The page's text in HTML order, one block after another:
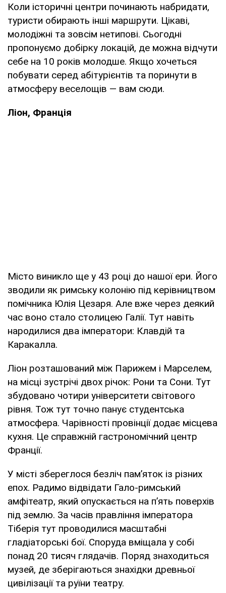
Коли історичні центри починають набридати,
туристи обирають інші маршрути. Цікаві,
молодіжні та зовсім нетипові. Сьогодні
пропонуємо добірку локацій, де можна відчути
себе на 10 років молодше. Якщо хочеться
побувати серед абітурієнтів та поринути в
атмосферу веселощів — вам сюди.
Ліон, Франція
Місто виникло ще у 43 році до нашої ери. Його
зводили як римську колонію під керівництвом
помічника Юлія Цезаря. Але вже через деякий
час воно стало столицею Галії. Тут навіть
народилися два імператори: Клавдій та
Каракалла.
Ліон розташований між Парижем і Марселем,
на місці зустрічі двох річок: Рони та Сони. Тут
збудовано чотири університети світового
рівня. Тож тут точно панує студентська
атмосфера. Чарівності провінції додає місцева
кухня. Це справжній гастрономічний центр
Франції.
У місті збереглося безліч пам’яток із різних
епох. Радимо відвідати Гало-римський
амфітеатр, який опускається на п’ять поверхів
під землю. За часів правління імператора
Тіберія тут проводилися масштабні
гладіаторські бої. Споруда вміщала у собі
понад 20 тисяч глядачів. Поряд знаходиться
музей, де зберігаються знахідки древньої
цивілізації та руїни театру.